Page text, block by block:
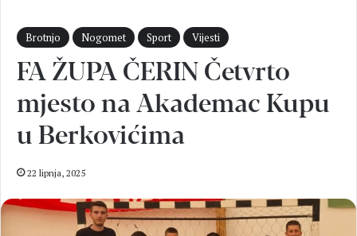
Brotnjo Nogomet Sport Vijesti
FA ŽUPA ČERIN Četvrto
mjesto na Akademac Kupu
u Berkovićima
22 lipnja, 2025